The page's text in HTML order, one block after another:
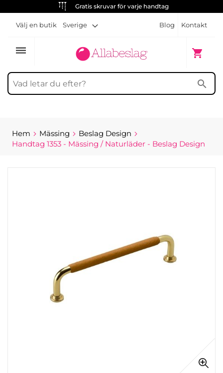
Gratis skruvar för varje handtag
Blog Kontakt
Välj en butik Sverige
dehaze shopping_cart
Min
search
Hem Mässing
Beslag Design
Handtag 1353 - Mässing / Naturläder - Beslag Design